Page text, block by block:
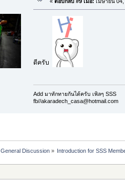
ดีครับ
Add มาทักทายกันได้ครับ เพิลๆ SSS
fb//akaradech_casa@hotmail.com
General Discussion» Introduction for SSS